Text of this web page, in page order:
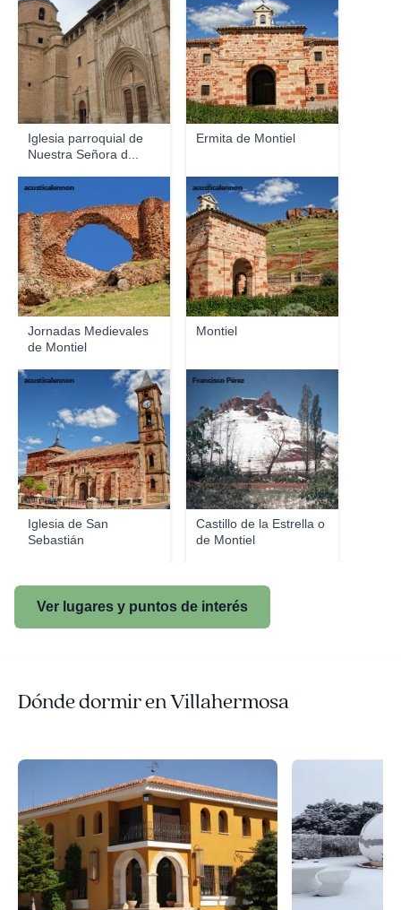
Iglesia parroquial de
Nuestra Señora d...
Ermita de Montiel
Jornadas Medievales
de Montiel
acusticalennon
Montiel
acusticalennon
Iglesia de San
Sebastián
acusticalennon
Castillo de la Estrella o
de Montiel
Francisco Pérez
Ver lugares y puntos de interés
Dónde dormir en Villahermosa